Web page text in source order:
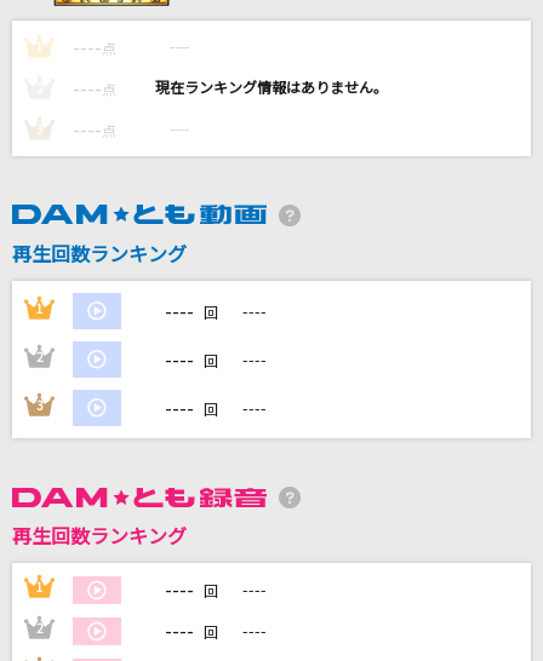
[生音]サマータイムシンデレラ
[生音]桜
サカナクション
カラオケ最新情報をチェック！
1 ---- 点 ----
---- 点 ----
3 ---- 点 ----
再生回数ランキング
1 ---- 回 ----
2 ---- 回 ----
3 ---- 回 ----
再生回数ランキング
1 ---- 回 ----
2 ---- 回 ----